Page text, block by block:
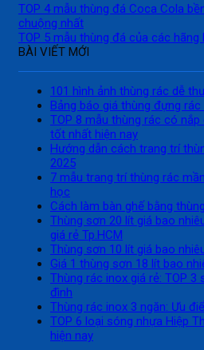
TOP 4 mẫu thùng đá Coca Cola
chuộng nhất
TOP 5 mẫu thùng đá của các
BÀI VIẾT MỚI
101 hình ảnh thùng rác dễ
Bảng báo giá thùng đựng
TOP 8 mẫu thùng rác có
tốt nhất hiện nay
Hướng dẫn cách trang trí
2025
7 mẫu trang trí thùng rác
học
Cách làm bàn ghế bằng
Thùng sơn 20 lít giá bao
giá rẻ Tp.HCM
Thùng sơn 10 lít giá bao
Giá 1 thùng sơn 18 lít bao
Thùng rác inox giá rẻ: TOP
đình
Thùng rác inox 3 ngăn: Ưu
TOP 6 loại sóng nhựa Hiệp
hiện nay